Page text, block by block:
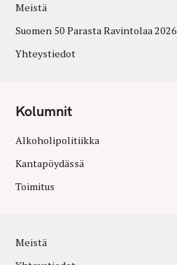
Meistä
Suomen 50 Parasta Ravintolaa 2026
Yhteystiedot
Kolumnit
Alkoholipolitiikka
Kantapöydässä
Toimitus
Meistä